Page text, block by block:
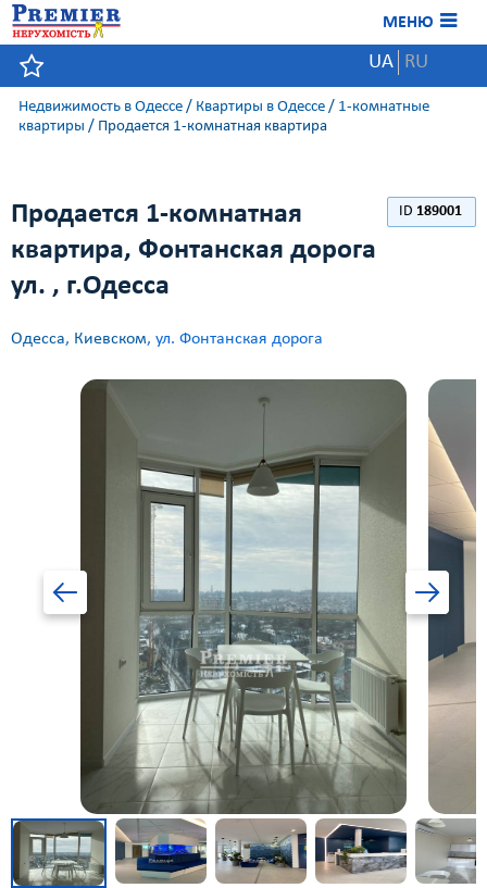
МЕНЮ
UA RU
Недвижимость в Одессе / Квартиры в Одессе / 1-комнатные
квартиры / Продается 1-комнатная квартира
Продается 1-комнатная
квартира, Фонтанская дорога
ул. , г.Одесса
Одесса, Киевском, ул. Фонтанская дорога
ID 189001